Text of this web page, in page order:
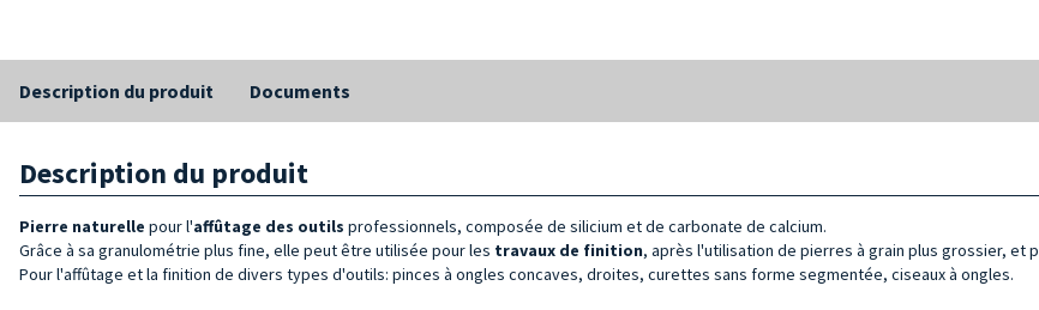
Description du produit Documents
Description du produit
Pierre naturelle pour l'affûtage des outils professionnels, composée de silicium et de carbonate de calcium.
Grâce à sa granulométrie plus fine, elle peut être utilisée pour les travaux de finition, après l'utilisation de pierres à grain plus grossier, et
Pour l'affûtage et la finition de divers types d'outils: pinces à ongles concaves, droites, curettes sans forme segmentée, ciseaux à ongles.